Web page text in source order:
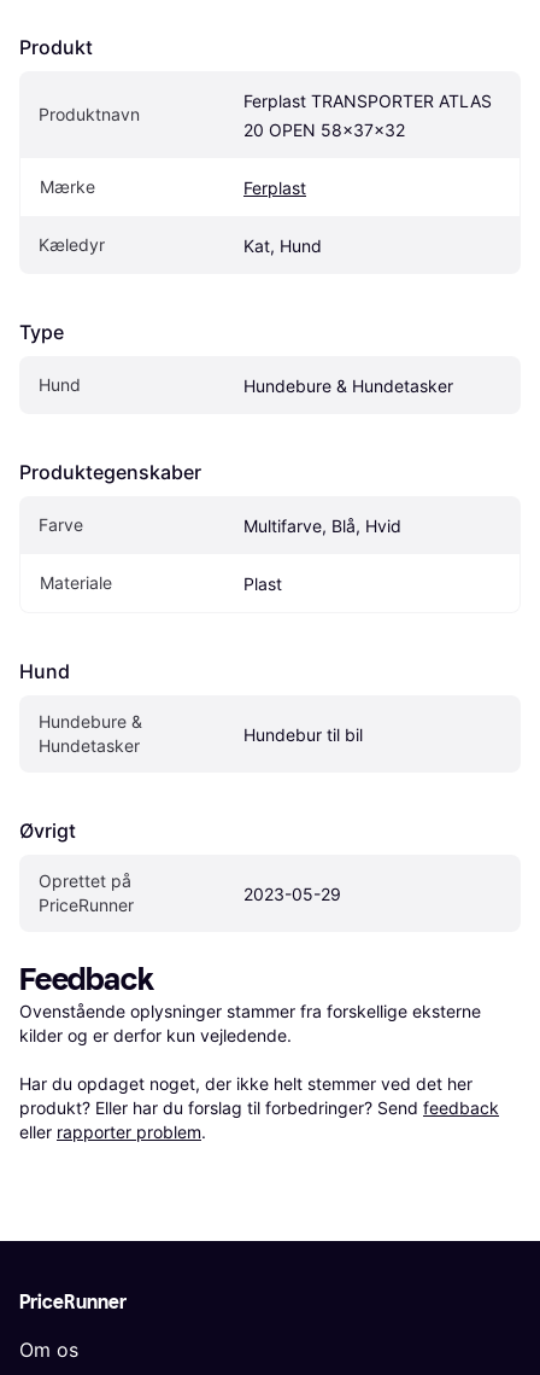
Produkt
Produktnavn
Ferplast TRANSPORTER ATLAS
20 OPEN 58x37x32
Mærke Ferplast
Kæledyr Kat, Hund
Type
Hund Hundebure & Hundetasker
Produktegenskaber
Farve Multifarve, Blå, Hvid
Materiale Plast
Hund
Hundebure &
Hundetasker
Hundebur til bil
Øvrigt
Oprettet på
PriceRunner
2023-05-29
Feedback
Ovenstående oplysninger stammer fra forskellige eksterne
kilder og er derfor kun vejledende.
Har du opdaget noget, der ikke helt stemmer ved det her
produkt? Eller har du forslag til forbedringer? Send feedback
eller rapporter problem.
PriceRunner
Om os